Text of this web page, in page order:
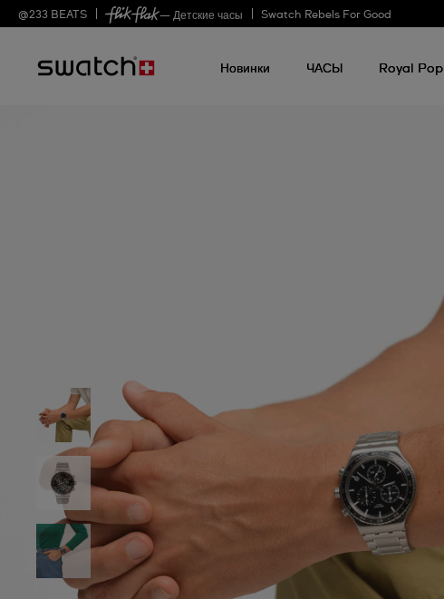
@233 BEATS — Детские часы Swatch Rebels For Good
Новинки ЧАСЫ Royal Pop